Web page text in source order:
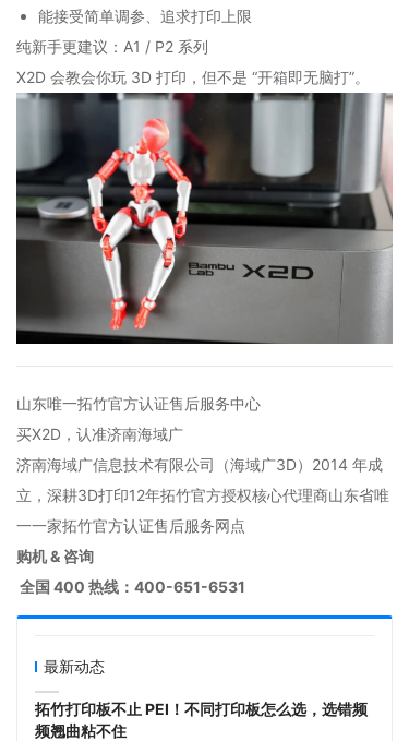
能接受简单调参、追求打印上限
纯新手更建议：A1 / P2 系列
X2D 会教会你玩 3D 打印，但不是 “开箱即无脑打”。
山东唯一拓竹官方认证售后服务中心
买X2D，认准济南海域广
济南海域广信息技术有限公司（海域广3D）2014 年成
立，深耕3D打印12年拓竹官方授权核心代理商山东省唯
一一家拓竹官方认证售后服务网点
购机 & 咨询
全国 400 热线：400-651-6531
最新动态
拓竹打印板不止 PEI！不同打印板怎么选，选错频
频翘曲粘不住